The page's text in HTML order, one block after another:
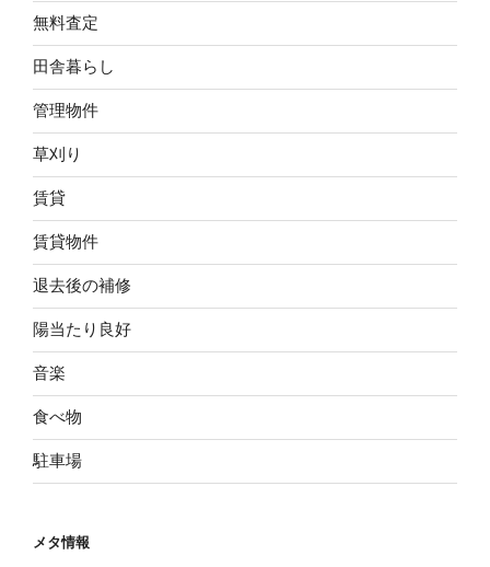
無料査定
田舎暮らし
管理物件
草刈り
賃貸
賃貸物件
退去後の補修
陽当たり良好
音楽
食べ物
駐車場
メタ情報